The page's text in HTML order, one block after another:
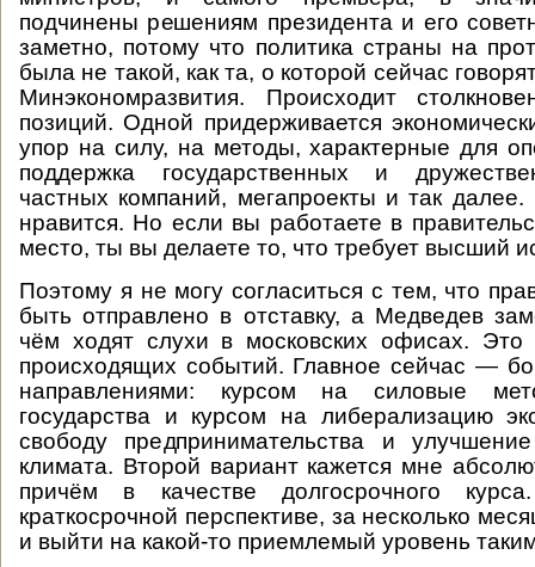
подчинены решениям президента и его
заметно, потому что политика страны на
была не такой, как та, о которой сейчас
Минэкономразвития. Происходит
позиций. Одной придерживается
упор на силу, на методы, характерные для
поддержка государственных и
частных компаний, мегапроекты и так
нравится. Но если вы работаете в
место, ты вы делаете то, что требует высший
Поэтому я не могу согласиться с тем, что
быть отправлено в отставку, а Медведев
чём ходят слухи в московских офисах. Это
происходящих событий. Главное сейчас —
направлениями: курсом на силовые
государства и курсом на либерализацию
свободу предпринимательства и
климата. Второй вариант кажется мне
причём в качестве долгосрочного
краткосрочной перспективе, за несколько
и выйти на какой-то приемлемый уровень